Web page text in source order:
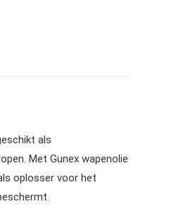
als
Met Gunex wapenolie
oplosser voor het